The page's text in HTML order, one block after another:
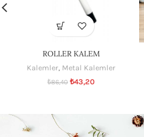
ROLLER KALEM
Kalemler, Metal Kalemler
₺86,40 ₺43,20